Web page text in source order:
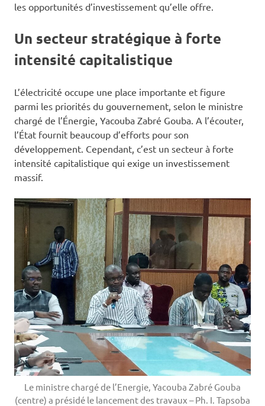
les opportunités d’investissement qu’elle offre.
Un secteur stratégique à forte
intensité capitalistique
L’électricité occupe une place importante et figure
parmi les priorités du gouvernement, selon le ministre
chargé de l’Énergie, Yacouba Zabré Gouba. A l’écouter,
l’État fournit beaucoup d’efforts pour son
développement. Cependant, c’est un secteur à forte
intensité capitalistique qui exige un investissement
massif.
Le ministre chargé de l’Energie, Yacouba Zabré Gouba
(centre) a présidé le lancement des travaux – Ph. I. Tapsoba